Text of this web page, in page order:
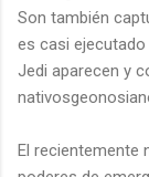
Son también
es casi
Jedi aparecen y
El recientemente